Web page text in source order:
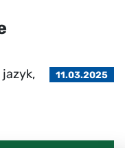
jazyk,
11.03.2025